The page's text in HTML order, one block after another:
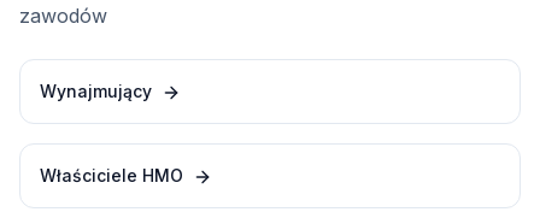
zawodów
Wynajmujący
Właściciele HMO